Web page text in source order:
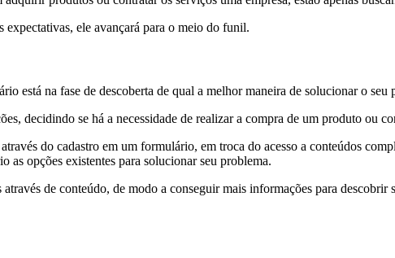
expectativas, ele avançará para o meio do funil.
está na fase de descoberta de qual a melhor maneira de solucionar o seu
decidindo se há a necessidade de realizar a compra de um produto ou
do cadastro em um formulário, em troca do acesso a conteúdos
as opções existentes para solucionar seu problema.
de conteúdo, de modo a conseguir mais informações para